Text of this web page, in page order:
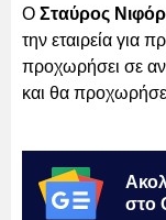
Ο Σταύρος
την εταιρεία για
προχωρήσει σε
και θα
στο